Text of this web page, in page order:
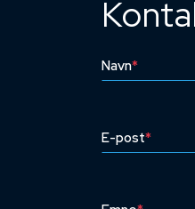
Navn*
E-post*